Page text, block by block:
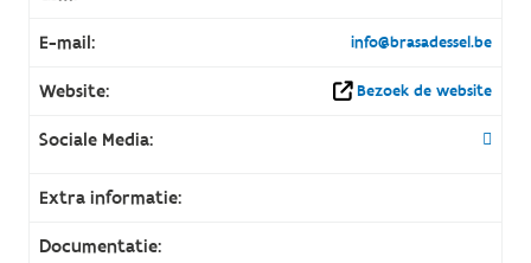
E-mail: info@brasadessel.be
Website: Bezoek de website
Sociale Media:
Extra informatie:
Documentatie: